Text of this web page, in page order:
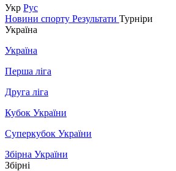
Укр Рус
Новини спорту Результати Турніри
Україна
Україна
Перша ліга
Друга ліга
Кубок України
Суперкубок України
Збірна України
Збірні